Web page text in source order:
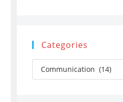
Categories
Categories